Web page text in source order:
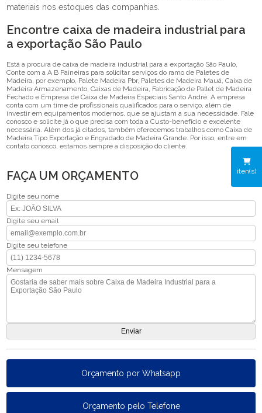
iten(s)
materiais nos estoques das companhias.
Encontre caixa de madeira industrial para
a exportação São Paulo
Está a procura de caixa de madeira industrial para a exportação São Paulo,
Conte com a A B Paineiras para solicitar serviços do ramo de Paletes de
Madeira, por exemplo, Palete Madeira Pbr, Paletes de Madeira Mauá, Caixa de
Madeira Armazenamento, Caixas de Madeira, Fabricação de Pallet de Madeira
Fechado e Empresa de Caixa de Madeira Especiais Santo André. A empresa
conta com um time de profissionais qualificados para o serviço, além de
investir em equipamentos modernos, que se ajustam a sua necessidade. Fale
conosco e solicite já o que precisa com toda a Custo-benefício e excelente
necessária. Além dos já citados, também oferecemos trabalhos como Caixa de
Madeira Tipo Exportação e Engradado de Madeira Grande. Por isso, entre em
contato conosco, estamos sempre a disposição do cliente.
FAÇA UM ORÇAMENTO
Digite seu nome
Digite seu email
Digite seu telefone
Mensagem
Orçamento por Whatsapp
Orçamento pelo Telefone